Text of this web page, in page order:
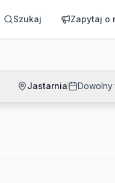
Szukaj Zapytaj o
Jastarnia Dowolny